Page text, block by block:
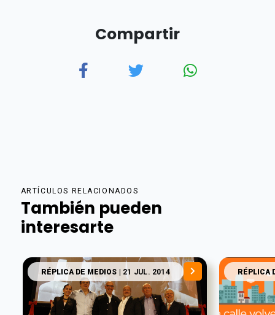
Compartir
ARTÍCULOS RELACIONADOS
También pueden
interesarte
RÉPLICA DE MEDIOS | 21 JUL. 2014 RÉPLICA